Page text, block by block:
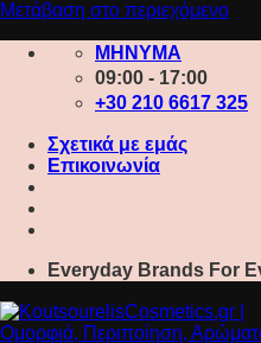
Μετάβαση στο περιεχόμενο
ΜΗΝΥΜΑ
09:00 - 17:00
+30 210 6617 325
Σχετικά με εμάς
Επικοινωνία
Everyday Brands For